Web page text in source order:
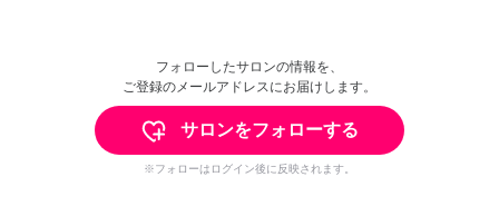
フォローしたサロンの情報を、
ご登録のメールアドレスにお届けします。
サロンをフォローする
※フォローはログイン後に反映されます。